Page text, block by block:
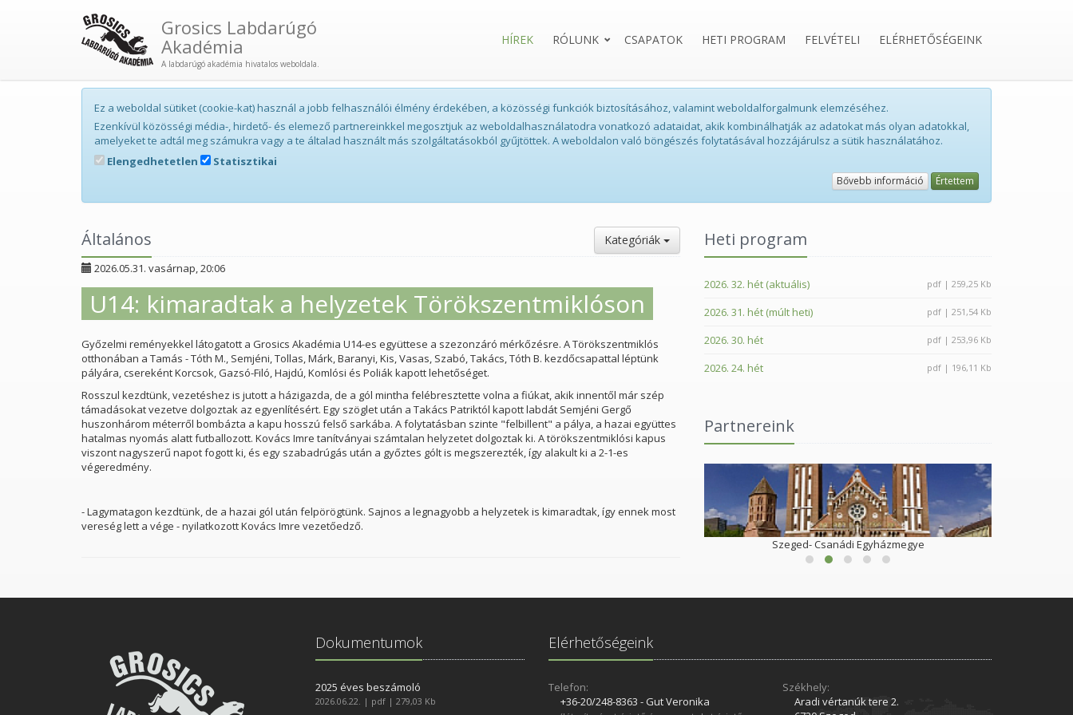
Grosics Labdarúgó
Akadémia
A labdarúgó akadémia hivatalos weboldala.
HÍREK RÓLUNK CSAPATOK HETI PROGRAM FELVÉTELI ELÉRHETŐSÉGEINK
Ez a weboldal sütiket (cookie-kat) használ a jobb felhasználói élmény érdekében, a közösségi funkciók biztosításához, valamint weboldalforgalmunk elemzéséhez.
Ezenkívül közösségi média-, hirdető- és elemező partnereinkkel megosztjuk az weboldalhasználatodra vonatkozó adataidat, akik kombinálhatják az adatokat más olyan adatokkal,
amelyeket te adtál meg számukra vagy a te általad használt más szolgáltatásokból gyűjtöttek. A weboldalon való böngészés folytatásával hozzájárulsz a sütik használatához.
Elengedhetetlen
Statisztikai
Bővebb információ Értettem
Általános Kategóriák
2026.05.31. vasárnap, 20:06
U14: kimaradtak a helyzetek Törökszentmiklóson
Győzelmi reményekkel látogatott a Grosics Akadémia U14-es együttese a szezonzáró mérkőzésre. A Törökszentmiklós
otthonában a Tamás - Tóth M., Semjéni, Tollas, Márk, Baranyi, Kis, Vasas, Szabó, Takács, Tóth B. kezdőcsapattal léptünk
pályára, csereként Korcsok, Gazsó-Filó, Hajdú, Komlósi és Poliák kapott lehetőséget.
Rosszul kezdtünk, vezetéshez is jutott a házigazda, de a gól mintha felébresztette volna a fiúkat, akik innentől már szép
támadásokat vezetve dolgoztak az egyenlítésért. Egy szöglet után a Takács Patriktól kapott labdát Semjéni Gergő
huszonhárom méterről bombázta a kapu hosszú felső sarkába. A folytatásban szinte "felbillent" a pálya, a hazai együttes
hatalmas nyomás alatt futballozott. Kovács Imre tanítványai számtalan helyzetet dolgoztak ki. A törökszentmiklósi kapus
viszont nagyszerű napot fogott ki, és egy szabadrúgás után a győztes gólt is megszerezték, így alakult ki a 2-1-es
végeredmény.
- Lagymatagon kezdtünk, de a hazai gól után felpörögtünk. Sajnos a legnagyobb a helyzetek is kimaradtak, így ennek most
vereség lett a vége - nyilatkozott Kovács Imre vezetőedző.
Heti program
2026. 32. hét (aktuális) pdf | 259,25 Kb
2026. 31. hét (múlt heti) pdf | 251,54 Kb
2026. 30. hét pdf | 253,96 Kb
2026. 24. hét pdf | 196,11 Kb
Partnereink
Szeged- Csanádi Egyházmegye
Dokumentumok
2025 éves beszámoló
2026.06.22. | pdf | 279,03 Kb
Elérhetőségeink
Telefon:
+36-20/248­-8363 - Gut Veronika
Székhely:
Aradi vértanúk tere 2.